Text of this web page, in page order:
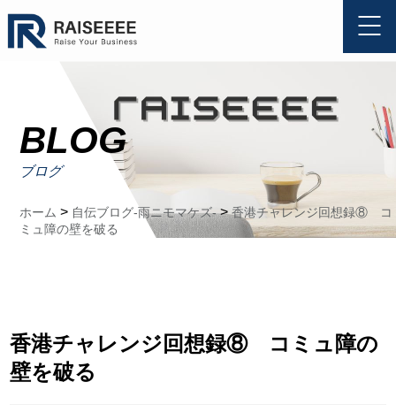
BLOG
ブログ
ホーム > 自伝ブログ-雨ニモマケズ->香港チャレンジ回想録⑧ コ
ミュ障の壁を破る
香港チャレンジ回想録⑧ コミュ障の
壁を破る